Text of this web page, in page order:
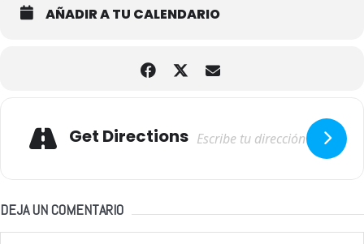
AÑADIR A TU CALENDARIO
Get Directions
DEJA UN COMENTARIO